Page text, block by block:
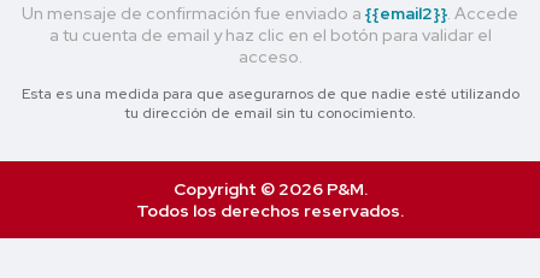
Un mensaje de confirmación fue enviado a {{email2}} . Accede
a tu cuenta de email y haz clic en el botón para validar el
acceso.
Esta es una medida para que asegurarnos de que nadie esté utilizando
tu dirección de email sin tu conocimiento.
Copyright © 2026 P&M.
Todos los derechos reservados.